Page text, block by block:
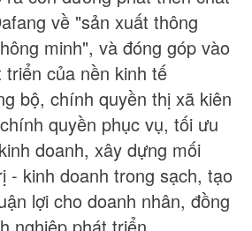
về "sản xuất thông
minh", và đóng góp vào
của nền kinh tế
bộ, chính quyền thị xã kiên
quyền phục vụ, tối ưu
doanh, xây dựng mối
- kinh doanh trong sạch, tạo
lợi cho doanh nhân, đồng